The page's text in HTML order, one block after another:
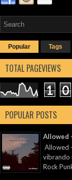
Popular Tags
TOTAL PAGEVIEWS
1 0
POPULAR POSTS
Allowed
Allowed
vibrando
Rock